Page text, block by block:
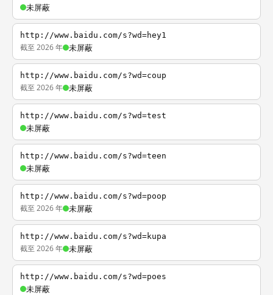
未屏蔽
http://www.baidu.com/s?wd=hey1
截至 2026 年 未屏蔽
http://www.baidu.com/s?wd=coup
截至 2026 年 未屏蔽
http://www.baidu.com/s?wd=test
未屏蔽
http://www.baidu.com/s?wd=teen
未屏蔽
http://www.baidu.com/s?wd=poop
截至 2026 年 未屏蔽
http://www.baidu.com/s?wd=kupa
截至 2026 年 未屏蔽
http://www.baidu.com/s?wd=poes
未屏蔽